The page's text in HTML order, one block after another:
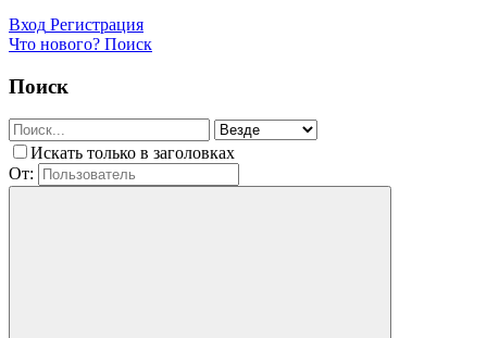
Вход Регистрация
Что нового? Поиск
Поиск
Искать только в заголовках
От: